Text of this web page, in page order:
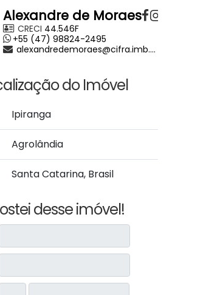
Alexandre de Moraes
CRECI 44.546F
+55 (47) 98824-2495
alexandredemoraes@cifra.imb.br
do Imóvel
Ipiranga
Agrolândia
Santa Catarina, Brasil
desse imóvel!